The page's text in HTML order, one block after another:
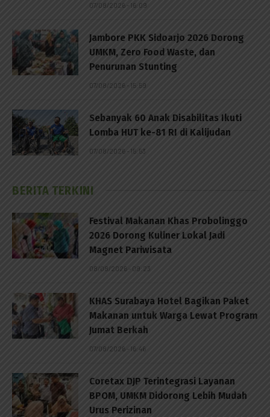
07/08/2026 - 16:09
Jambore PKK Sidoarjo 2026 Dorong
UMKM, Zero Food Waste, dan
Penurunan Stunting
07/08/2026 - 15:59
Sebanyak 60 Anak Disabilitas Ikuti
Lomba HUT ke-81 RI di Kalijudan
07/08/2026 - 15:53
BERITA TERKINI
Festival Makanan Khas Probolinggo
2026 Dorong Kuliner Lokal Jadi
Magnet Pariwisata
08/08/2026 - 09:23
KHAS Surabaya Hotel Bagikan Paket
Makanan untuk Warga Lewat Program
Jumat Berkah
07/08/2026 - 16:46
Coretax DJP Terintegrasi Layanan
BPOM, UMKM Didorong Lebih Mudah
Urus Perizinan